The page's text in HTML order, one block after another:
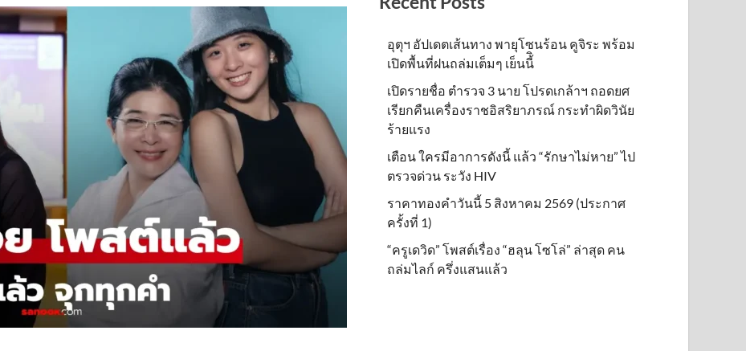
อุตุฯ อัปเดตเส้นทาง พายุโซนร้อน คูจิระ พร้อม
เปิดพื้นที่ฝนถล่มเต็มๆ เย็นนี้ิ
เปิดรายชื่อ ตำรวจ 3 นาย โปรดเกล้าฯ ถอดยศ
เรียกคืนเครื่องราชอิสริยาภรณ์ กระทำผิดวินัย
ร้ายแรง
เตือน ใครมีอาการดังนี้ แล้ว “รักษาไม่หาย” ไป
ตรวจด่วน ระวัง HIV
ราคาทองคำวันนี้ 5 สิงหาคม 2569 (ประกาศ
ครั้งที่ 1)
“ครูเดวิด” โพสต์เรื่อง “ฮลุน โซโล่” ล่าสุด คน
ถล่มไลก์ ครึ่งแสนแล้ว